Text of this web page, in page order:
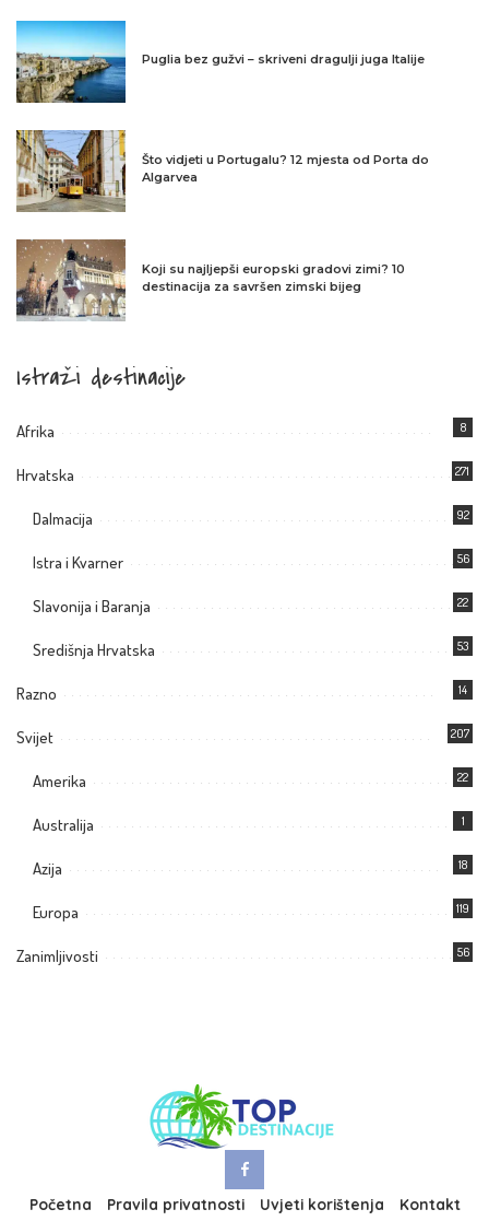
Puglia bez gužvi – skriveni dragulji juga Italije
Što vidjeti u Portugalu? 12 mjesta od Porta do
Algarvea
Koji su najljepši europski gradovi zimi? 10
destinacija za savršen zimski bijeg
Istraži destinacije
Afrika 8
Hrvatska 271
Dalmacija 92
Istra i Kvarner 56
Slavonija i Baranja 22
Središnja Hrvatska 53
Razno 14
Svijet 207
Amerika 22
Australija 1
Azija 18
Europa 119
Zanimljivosti 56
Početna Pravila privatnosti Uvjeti korištenja Kontakt